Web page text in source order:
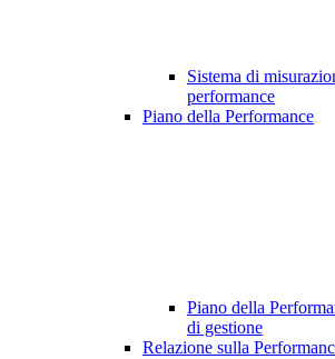
Sistema di
performance
Piano della Performance
Piano della
di gestione
Relazione sulla